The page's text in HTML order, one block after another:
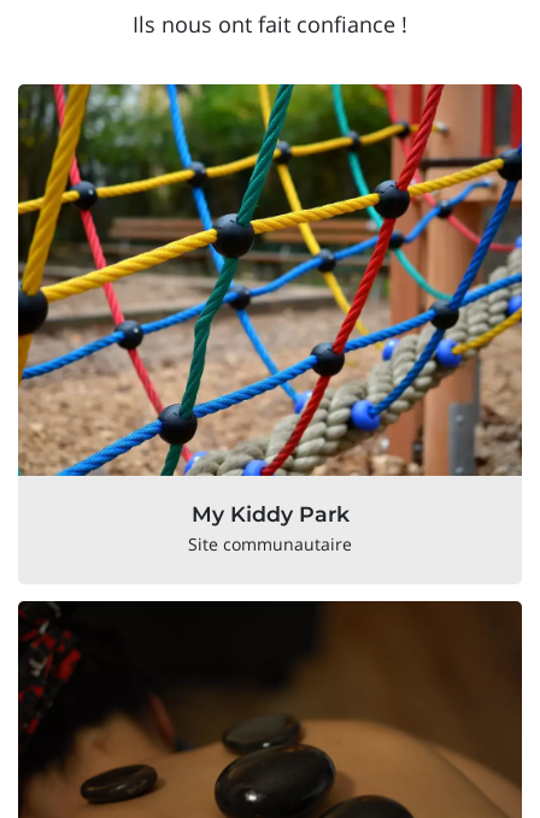
Ils nous ont fait confiance !
My Kiddy Park
Site communautaire